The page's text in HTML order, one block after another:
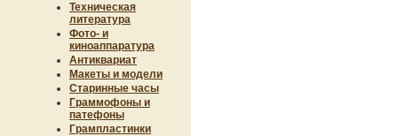
Техническая
литература
Фото- и
киноаппаратура
Антиквариат
Макеты и модели
Старинные часы
Граммофоны и
патефоны
Грампластинки